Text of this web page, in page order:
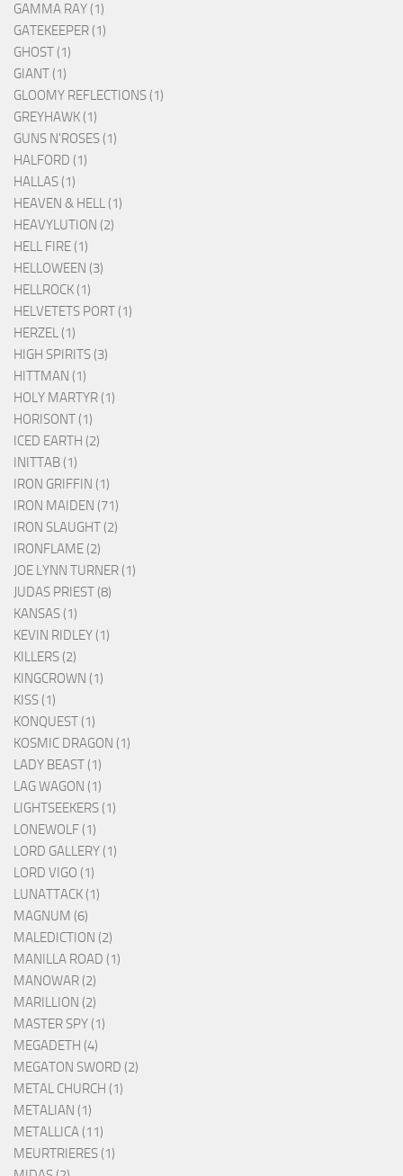
GAMMA RAY (1)
GATEKEEPER (1)
GHOST (1)
GIANT (1)
GLOOMY REFLECTIONS (1)
GREYHAWK (1)
GUNS N'ROSES (1)
HALFORD (1)
HALLAS (1)
HEAVEN & HELL (1)
HEAVYLUTION (2)
HELL FIRE (1)
HELLOWEEN (3)
HELLROCK (1)
HELVETETS PORT (1)
HERZEL (1)
HIGH SPIRITS (3)
HITTMAN (1)
HOLY MARTYR (1)
HORISONT (1)
ICED EARTH (2)
INITTAB (1)
IRON GRIFFIN (1)
IRON MAIDEN (71)
IRON SLAUGHT (2)
IRONFLAME (2)
JOE LYNN TURNER (1)
JUDAS PRIEST (8)
KANSAS (1)
KEVIN RIDLEY (1)
KILLERS (2)
KINGCROWN (1)
KISS (1)
KONQUEST (1)
KOSMIC DRAGON (1)
LADY BEAST (1)
LAG WAGON (1)
LIGHTSEEKERS (1)
LONEWOLF (1)
LORD GALLERY (1)
LORD VIGO (1)
LUNATTACK (1)
MAGNUM (6)
MALEDICTION (2)
MANILLA ROAD (1)
MANOWAR (2)
MARILLION (2)
MASTER SPY (1)
MEGADETH (4)
MEGATON SWORD (2)
METAL CHURCH (1)
METALIAN (1)
METALLICA (11)
MEURTRIERES (1)